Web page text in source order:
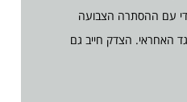
עם ההסתרה הצבועה
האחראי. הצדק חייב גם